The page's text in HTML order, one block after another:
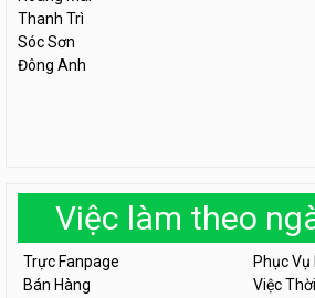
Thanh Trì
Sóc Sơn
Đông Anh
Việc làm theo
Trực Fanpage
Phục Vụ
Bán Hàng
Việc